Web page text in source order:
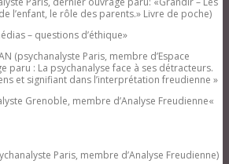
l’enfant, le rôle des parents.» Livre de poche)
– questions d’éthique»
(psychanalyste Paris, membre d’Espace
paru : La psychanalyse face à ses détracteurs.
et signifiant dans l’interprétation freudienne »
Grenoble, membre d’Analyse Freudienne«
Paris, membre d’Analyse Freudienne)